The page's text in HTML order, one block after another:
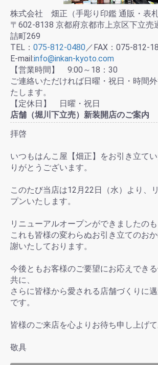
株式会社 畑正（手彫り印鑑 通販・表札
〒602-8138 京都府京都市上京区下立売
詰町269
TEL： 075-812-0480／FAX：075-812-
E-mail:info@inkan-kyoto.com
【営業時間】 9:00～18：30
ご連絡いただければ日曜・祝日・時間
たします。
【定休日】 日曜・祝日
店舗（堀川下立売）新装開店のご案内
拝啓
いつもはんこ屋【畑正】をお引き立て
りがとうございます。
このたび当店は12月22日（水）より、
プンいたします。
リニューアルオープンができましたのも
これも皆様の変わらぬお引き立てのお
謝いたしております。
今後ともお客様のご要望にお応えでき
共に、
さらに皆様から愛される店舗づくりに
です。
皆様のご来店を心よりお待ち申し上げて
敬具